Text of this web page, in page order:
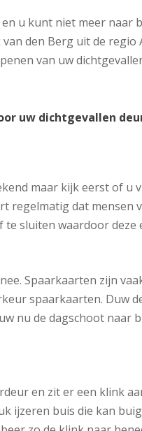
u kunt niet meer naar
den Berg uit de regio
van uw
uw dichtgevallen
maar kijk eerst of u
regelmatig dat mensen
sluiten waardoor deze
Spaarkaarten zijn
spaarkaarten. Duw
nu de dagschoot naar
en zit er een klink
ijzeren buis die kan